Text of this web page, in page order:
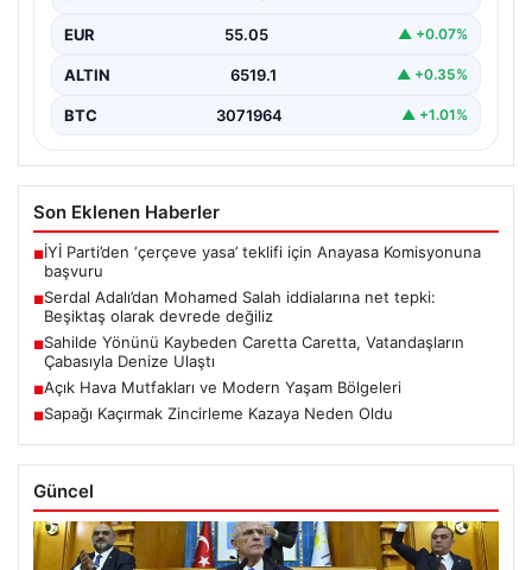
yer alan…
EUR 55.05 ▲ +0.07%
ALTIN 6519.1 ▲ +0.35%
BTC 3071964 ▲ +1.01%
Son Eklenen Haberler
■İYİ Parti’den ‘çerçeve yasa’ teklifi için Anayasa Komisyonuna
başvuru
■Serdal Adalı’dan Mohamed Salah iddialarına net tepki:
Beşiktaş olarak devrede değiliz
■Sahilde Yönünü Kaybeden Caretta Caretta, Vatandaşların
Çabasıyla Denize Ulaştı
■Açık Hava Mutfakları ve Modern Yaşam Bölgeleri
■Sapağı Kaçırmak Zincirleme Kazaya Neden Oldu
Güncel